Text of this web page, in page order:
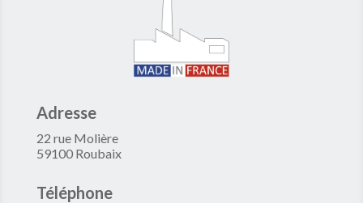
Adresse
22 rue Molière
59100 Roubaix
Téléphone